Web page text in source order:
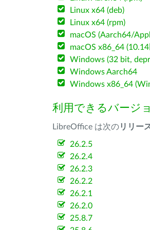
Linux x64 (deb)
Linux x64 (rpm)
macOS (Aarch64/
macOS x86_64
Windows (32 bit,
Windows Aarch64
Windows x86_64
利用できるバージ
LibreOffice は次のリリー
26.2.5
26.2.4
26.2.3
26.2.2
26.2.1
26.2.0
25.8.7